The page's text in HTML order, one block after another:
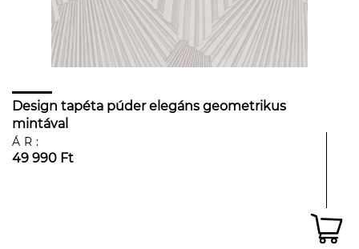
Design tapéta púder elegáns geometrikus
mintával
ÁR:
49 990 Ft